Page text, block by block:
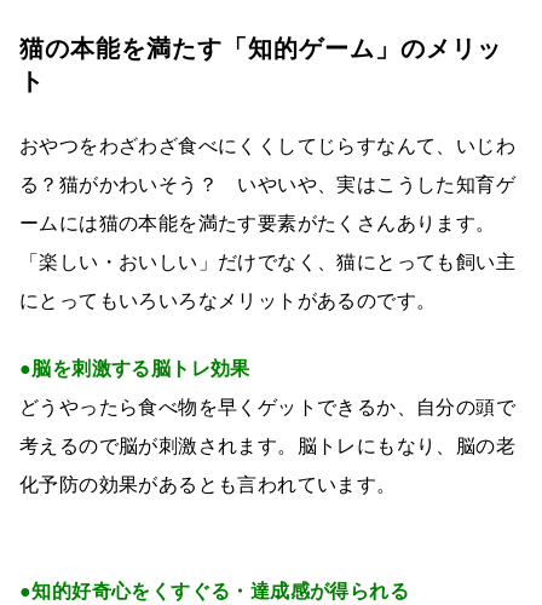
猫の本能を満たす「知的ゲーム」のメリッ
ト
おやつをわざわざ食べにくくしてじらすなんて、いじわ
る？猫がかわいそう？ いやいや、実はこうした知育ゲ
ームには猫の本能を満たす要素がたくさんあります。
「楽しい・おいしい」だけでなく、猫にとっても飼い主
にとってもいろいろなメリットがあるのです。
●脳を刺激する脳トレ効果
どうやったら食べ物を早くゲットできるか、自分の頭で
考えるので脳が刺激されます。脳トレにもなり、脳の老
化予防の効果があるとも言われています。
●知的好奇心をくすぐる・達成感が得られる